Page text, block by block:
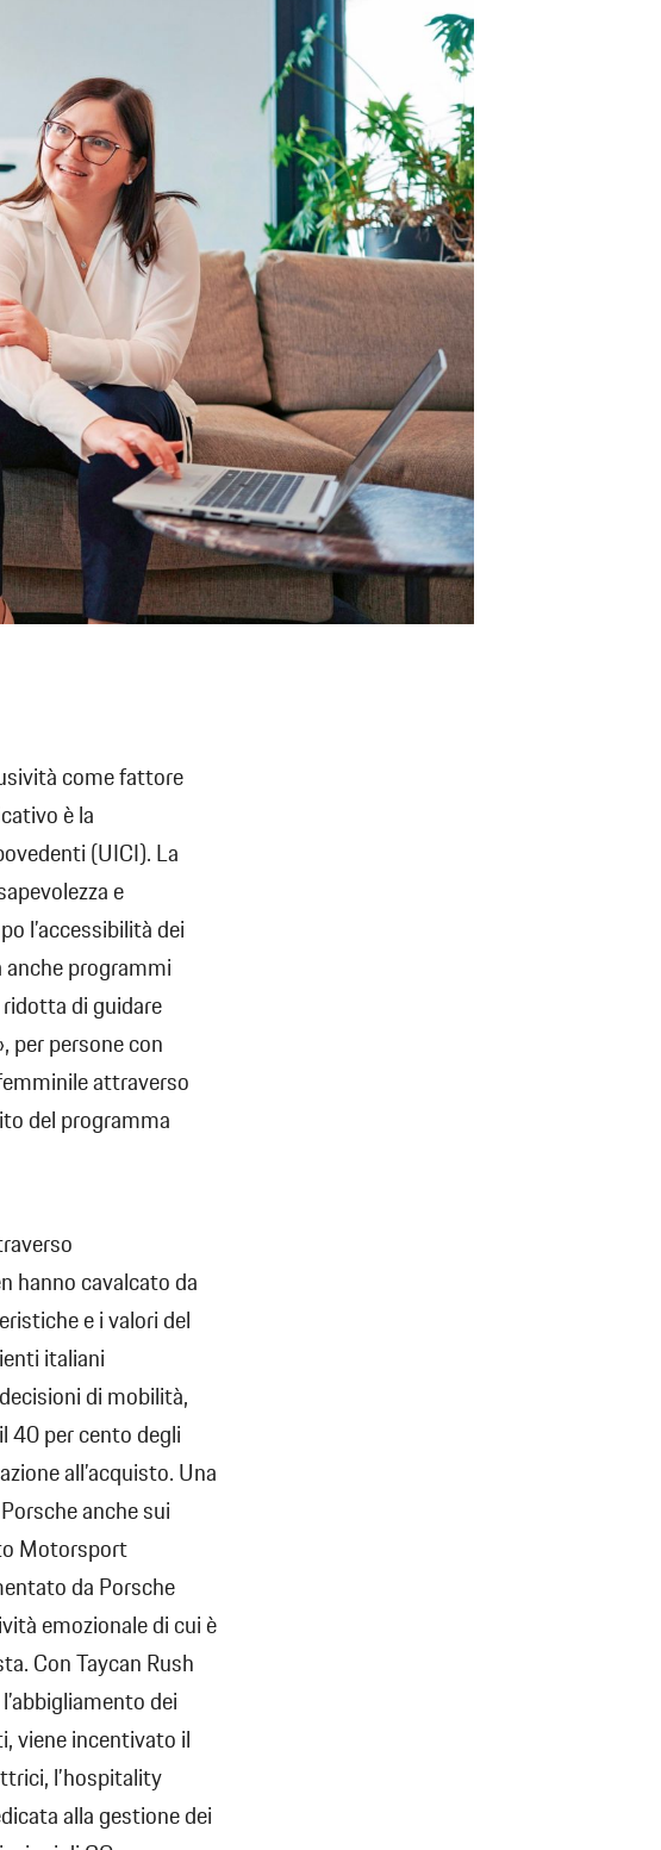
come fattore
è la
(UICI). La
e
l’accessibilità dei
programmi
di guidare
per persone con
attraverso
del programma
hanno cavalcato da
e i valori del
italiani
di mobilità,
40 per cento degli
all’acquisto. Una
anche sui
Motorsport
da Porsche
emozionale di cui è
Con Taycan Rush
dei
viene incentivato il
l’hospitality
alla gestione dei